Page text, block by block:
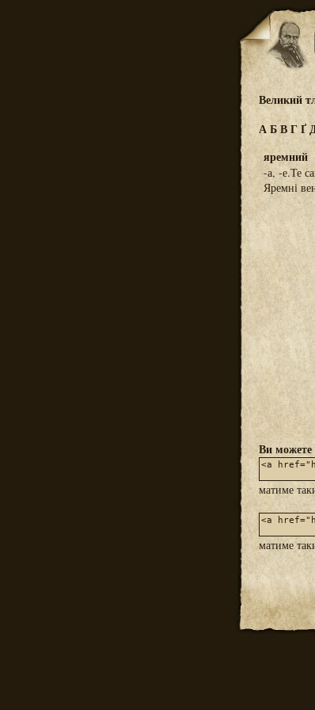
Великий
АБВГҐ
яремний
-а, -е.Те
Яремні
Ви можете
матиме
матиме